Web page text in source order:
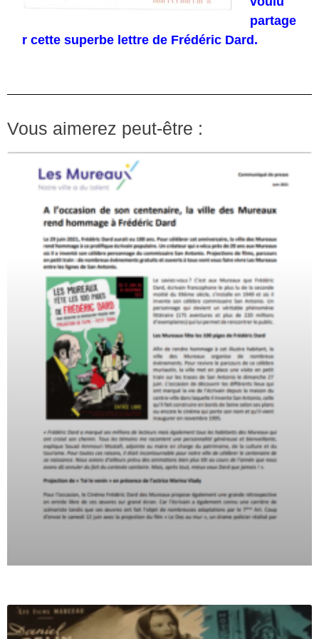
partage
r cette superbe lettre de Frédéric Dard.
Vous aimerez peut-être :